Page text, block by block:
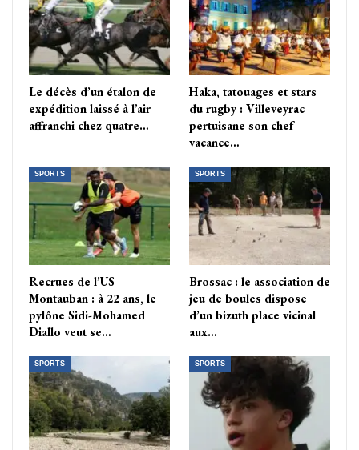
Le décès d’un étalon de
expédition laissé à l’air
affranchi chez quatre…
Haka, tatouages et stars
du rugby : Villeveyrac
pertuisane son chef
vacance…
SPORTS
Recrues de l’US
Montauban : à 22 ans, le
pylône Sidi-Mohamed
Diallo veut se…
SPORTS
Brossac : le association de
jeu de boules dispose
d’un bizuth place vicinal
aux…
SPORTS SPORTS